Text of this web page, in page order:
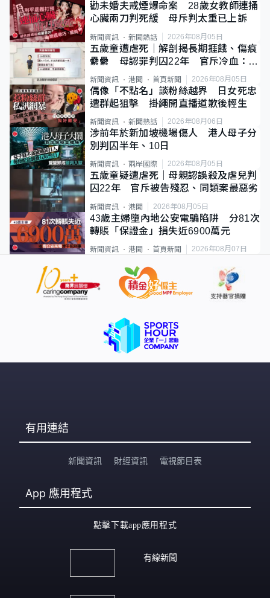
勸未婚夫戒煙爆命案 28歲女教師連捅
心臟兩刀判死緩 母斥判太重已上訴
新聞資訊 新聞熱話 2026年08月05日
五歲童遭虐死｜解剖揭長期捱餓、傷痕
纍纍 母認罪判囚22年 官斥冷血：同
類案最惡劣
新聞資訊 港聞 首頁新聞 2026年08月05日
偶像「不點名」談粉絲越界 日女死忠
遭群起狙擊 掛繩開直播道歉後輕生
新聞資訊 新聞熱話 2026年08月06日
涉前年於新加坡機場傷人 港人母子分
別判囚半年、10日
新聞資訊 兩岸國際 2026年08月05日
五歲童疑遭虐死｜母親認誤殺及虐兒判
囚22年 官斥被告殘忍、同類案最惡劣
新聞資訊 港聞 2026年08月05日
43歲主婦墮內地公安電騙陷阱 分81次
轉賬「保證金」損失近6900萬元
新聞資訊 港聞 首頁新聞 2026年08月07日
有用連結
新聞資訊 財經資訊 電視節目表
App 應用程式
點擊下載app應用程式
有線新聞